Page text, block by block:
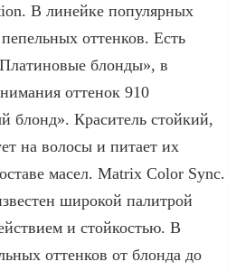
В линейке популярных
оттенков. Есть
блонды», в
оттенок 910
блонд». Краситель стойкий,
на волосы и питает их
масел. Matrix Color Sync.
широкой палитрой
и стойкостью. В
оттенков от блонда до